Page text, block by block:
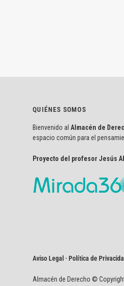
QUIÉNES SOMOS
Bienvenido al Almacén de
espacio común para el
Proyecto del profesor Jesús
Aviso Legal · Política de
Almacén de Derecho ©